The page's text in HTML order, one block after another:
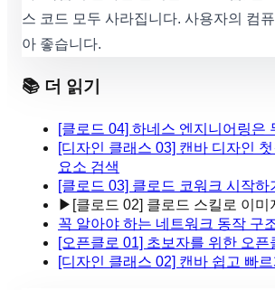
스 코드 모두 사라집니다. 사용자의 컴
아 좋습니다.
📚 더 읽기
[클로드 04] 하네스 엔지니어링은
[디자인 클래스 03] 캔바 디자인
요소 검색
[클로드 03] 클로드 코워크 시작하
▶ [클로드 02] 클로드 스킬로 이미
꼭 알아야 하는 네트워크 동작 구
[오픈클로 01] 초보자를 위한 오픈
[디자인 클래스 02] 캔바 쉽고 빠르